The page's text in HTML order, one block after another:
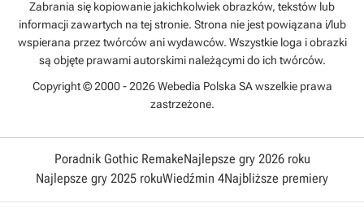
Zabrania się kopiowanie jakichkolwiek obrazków, tekstów lub
informacji zawartych na tej stronie. Strona nie jest powiązana i/lub
wspierana przez twórców ani wydawców. Wszystkie loga i obrazki
są objęte prawami autorskimi należącymi do ich twórców.
Copyright © 2000 - 2026 Webedia Polska SA wszelkie prawa
zastrzeżone.
Poradnik Gothic RemakeNajlepsze gry 2026 roku
Najlepsze gry 2025 rokuWiedźmin 4Najbliższe premiery